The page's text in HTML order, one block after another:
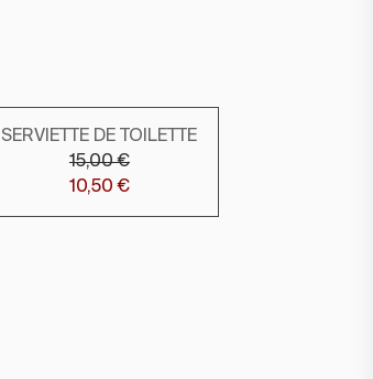
SERVIETTE DE TOILETTE
15,00 €
10,50 €